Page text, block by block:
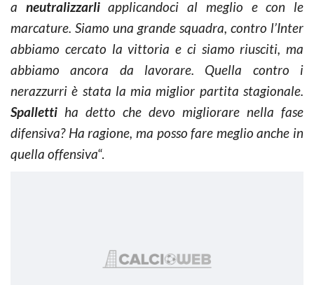
a neutralizzarliapplicandoci al meglio e con le
marcature. Siamo una grande squadra, contro l’Inter
abbiamo cercato la vittoria e ci siamo riusciti, ma
abbiamo ancora da lavorare. Quella contro i
nerazzurri è stata la mia miglior partita stagionale.
Spalletti ha detto che devo migliorare nella fase
difensiva? Ha ragione, ma posso fare meglio anche in
quella offensiva“.